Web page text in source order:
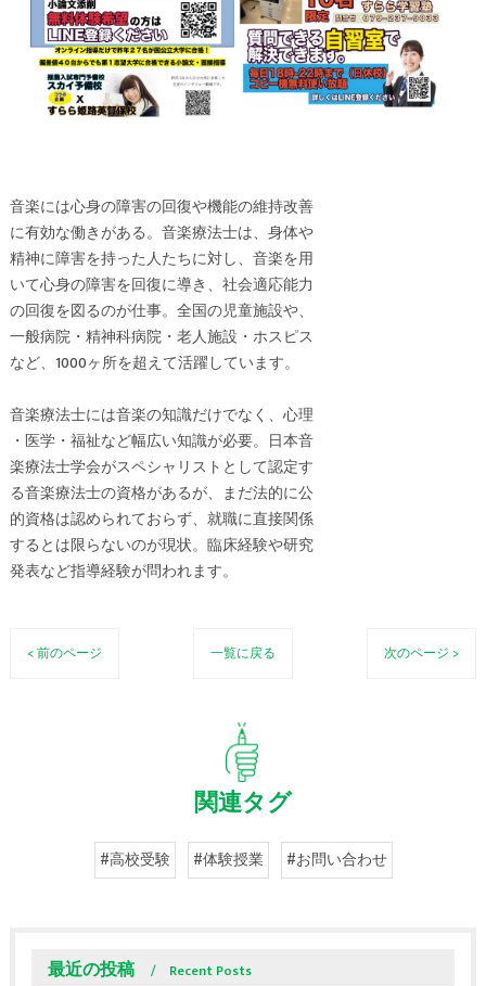
音楽には心身の障害の回復や機能の維持改善
に有効な働きがある。音楽療法士は、身体や
精神に障害を持った人たちに対し、音楽を用
いて心身の障害を回復に導き、社会適応能力
の回復を図るのが仕事。全国の児童施設や、
一般病院・精神科病院・老人施設・ホスピス
など、1000ヶ所を超えて活躍しています。
音楽療法士には音楽の知識だけでなく、心理
・医学・福祉など幅広い知識が必要。日本音
楽療法士学会がスペシャリストとして認定す
る音楽療法士の資格があるが、まだ法的に公
的資格は認められておらず、就職に直接関係
するとは限らないのが現状。臨床経験や研究
発表など指導経験が問われます。
< 前のページ 一覧に戻る 次のページ >
関連タグ
#高校受験 #体験授業 #お問い合わせ
最近の投稿 Recent Posts